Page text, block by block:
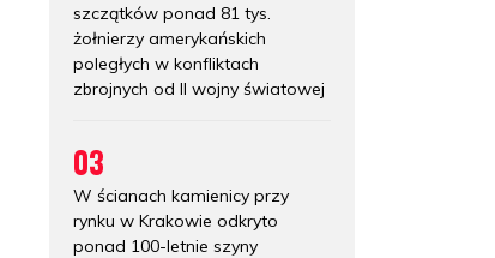
szczątków ponad 81 tys.
żołnierzy amerykańskich
poległych w konfliktach
zbrojnych od II wojny światowej
03
W ścianach kamienicy przy
rynku w Krakowie odkryto
ponad 100-letnie szyny